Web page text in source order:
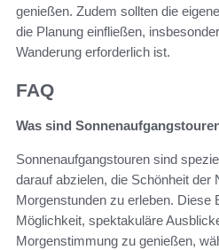
genießen. Zudem sollten die
die Planung einfließen,
Wanderung erforderlich ist.
FAQ
Was sind
Sonnenaufgangstouren sind
darauf abzielen, die Schönheit der
Morgenstunden zu erleben. Diese
Möglichkeit, spektakuläre
Morgenstimmung zu genießen,